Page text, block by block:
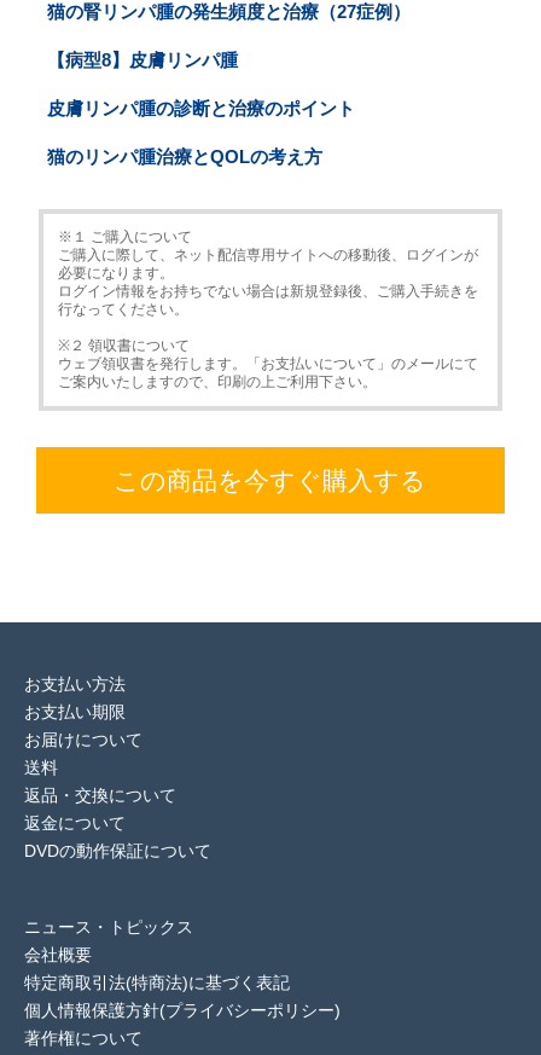
猫の腎リンパ腫の発生頻度と治療（27症例）
【病型8】皮膚リンパ腫
皮膚リンパ腫の診断と治療のポイント
猫のリンパ腫治療とQOLの考え方
※１ ご購入について
ご購入に際して、ネット配信専用サイトへの移動後、ログインが
必要になります。
ログイン情報をお持ちでない場合は新規登録後、ご購入手続きを
行なってください。
※２ 領収書について
ウェブ領収書を発行します。「お支払いについて」のメールにて
ご案内いたしますので、印刷の上ご利用下さい。
この商品を今すぐ購入する
お支払い方法
お支払い期限
お届けについて
送料
返品・交換について
返金について
DVDの動作保証について
ニュース・トピックス
会社概要
特定商取引法(特商法)に基づく表記
個人情報保護方針(プライバシーポリシー)
著作権について